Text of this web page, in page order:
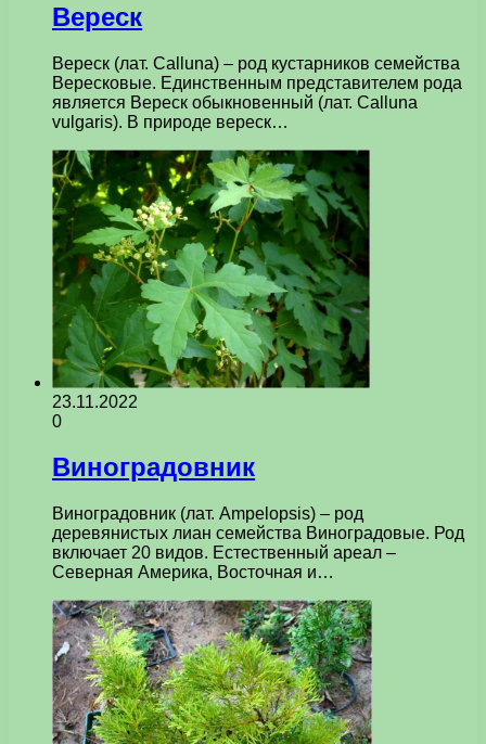
Вереск
Вереск (лат. Calluna) – род кустарников семейства
Вересковые. Единственным представителем рода
является Вереск обыкновенный (лат. Calluna
vulgaris). В природе вереск…
23.11.2022
0
Виноградовник
Виноградовник (лат. Ampelopsis) – род
деревянистых лиан семейства Виноградовые. Род
включает 20 видов. Естественный ареал –
Северная Америка, Восточная и…